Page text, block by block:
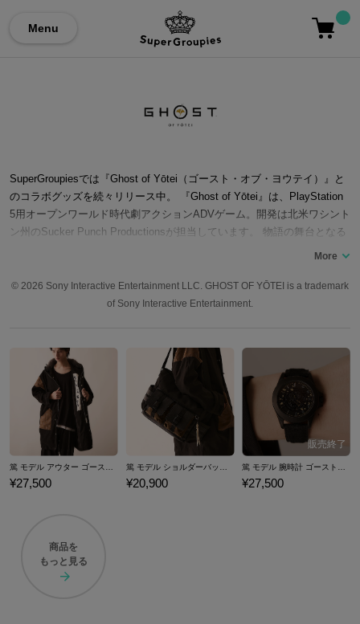
Menu
SuperGroupiesでは『Ghost of Yōtei（ゴースト・オブ・ヨウテイ）』と
のコラボグッズを続々リリース中。 『Ghost of Yōtei』は、PlayStation
5用オープンワールド時代劇アクションADVゲーム。開発は北米ワシント
ン州のSucker Punch Productionsが担当しています。 物語の舞台となる
のは1603年の蝦夷地。幼い頃に「羊蹄六人衆」によって家族を奪われた
の弟との再会や、揺れ動く仇への憎しみの果てに、篤がたどり着くの
は……。 本作は美しく描かれる北方の自然や、刀や銃など多彩な武器に
独自の文化や風習を取り入れた深い物語体験が特徴です。2026年にはDL
Cとしてマルチプレイモード「Legends」の配信が発表されています。
ここでは『Ghost of Yōtei』をモチーフにした腕時計やバッグ、アパレル
など、こだわりの『ゴースト・オブ・ヨウテイ』コラボファッションア
イテムをご紹介します。
© 2026 Sony Interactive Entertainment LLC. GHOST OF YŌTEI is a trademark
of Sony Interactive Entertainment.
¥27,500 ¥20,900 ¥27,500
商品を
もっと見る